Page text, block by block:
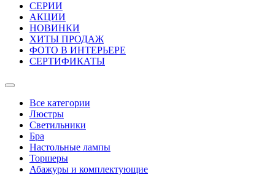
СЕРИИ
АКЦИИ
НОВИНКИ
ХИТЫ ПРОДАЖ
ФОТО В ИНТЕРЬЕРЕ
СЕРТИФИКАТЫ
Все категории
Люстры
Светильники
Бра
Настольные лампы
Торшеры
Абажуры и комплектующие